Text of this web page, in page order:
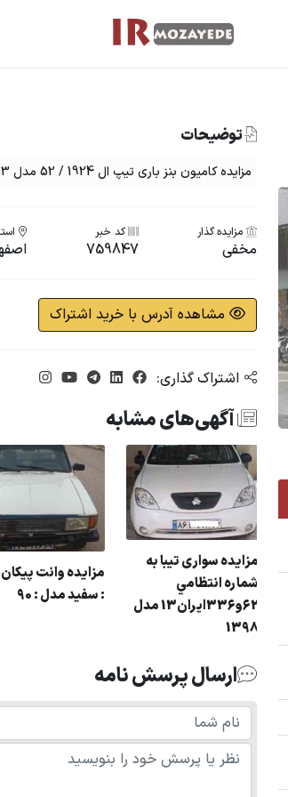
توضیحات
مزایده کامیون بنز باری تیپ ال 1924 / 52 مدل 1383 باری (اتاق چوبی) نارنجی رنگ
مزایده گذار
مخفی
کد خبر
759847
مشاهده آدرس با خرید اشتراک
اشتراک گذاری:
آگهی‌های مشابه
مزایده وانت
: سفید مدل : 90
مزایده سواری تيبا به
شماره انتظامي
62و336ايران13 مدل
1398
ارسال پرسش نامه